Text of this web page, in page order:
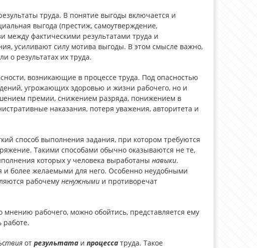
труда. В понятие выгоды включается и
выгода (престиж, самоутверждение,
между фактическими результатами труда и
усиливают силу мотива выгоды. В этом смысле важно,
о результатах их труда.
возникающие в процессе труда. Под опасностью
угрожающих здоровью и жизни рабочего, но и
премии, снижением разряда, понижением в
наказания, потеря уважения, авторитета и
способ выполнения задания, при котором требуются
Такими способами обычно оказываются не те,
которых у человека выработаны навыки.
более желаемыми для него. Особенно неудобными
рабочему ненужнымии противоречат
рабочего, можно обойтись, представляется ему
работе.
от результатаи процессатруда. Такое